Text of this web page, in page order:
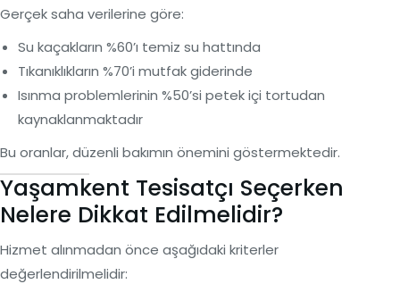
Gerçek saha verilerine göre:
Su kaçakların %60’ı temiz su hattında
Tıkanıklıkların %70’i mutfak giderinde
Isınma problemlerinin %50’si petek içi tortudan
kaynaklanmaktadır
Bu oranlar, düzenli bakımın önemini göstermektedir.
Yaşamkent Tesisatçı Seçerken
Nelere Dikkat Edilmelidir?
Hizmet alınmadan önce aşağıdaki kriterler
değerlendirilmelidir: